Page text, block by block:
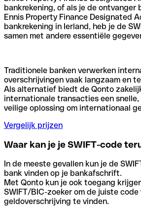
bankrekening, of als je de ontvanger
Ennis Property Finance Designated
bankrekening in Ierland, heb je de
samen met andere essentiële
Traditionele banken verwerken
overschrijvingen vaak langzaam en
Als alternatief biedt de Qonto
internationale transacties een
veilige oplossing om internationaal
Vergelijk prijzen
Waar kan je je SWIFT-code
In de meeste gevallen kun je de
bank vinden op je bankafschrift.
Met Qonto kun je ook toegang
SWIFT/BIC-zoeker om de juiste code
geldoverschrijving te vinden.